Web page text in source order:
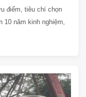
điểm, tiêu chí chọn
10 năm kinh nghiệm,